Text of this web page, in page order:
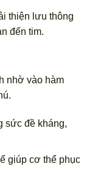
thiện lưu thông
đến tim.
nhờ vào hàm
sức đề kháng,
giúp cơ thể phục